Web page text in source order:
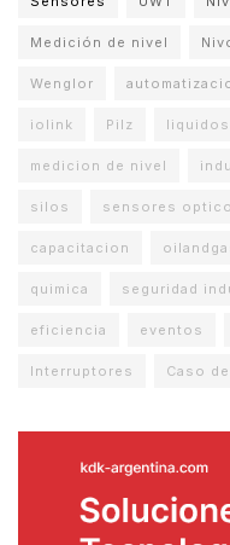
Medición de nivel
Wenglor
iolink Pilz liquidos
medicion de nivel
silos sensores
capacitacion
quimica seguridad
eficiencia eventos
Interruptores Caso